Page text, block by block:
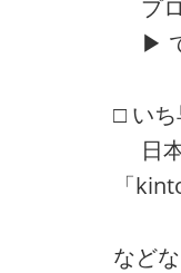
プロ
▶ で
□ いち
日本
「
など